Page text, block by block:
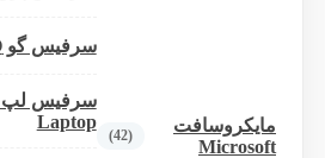
مایکروسافت
Microsoft
(42)
سرفیس گو Surface GO
Laptop